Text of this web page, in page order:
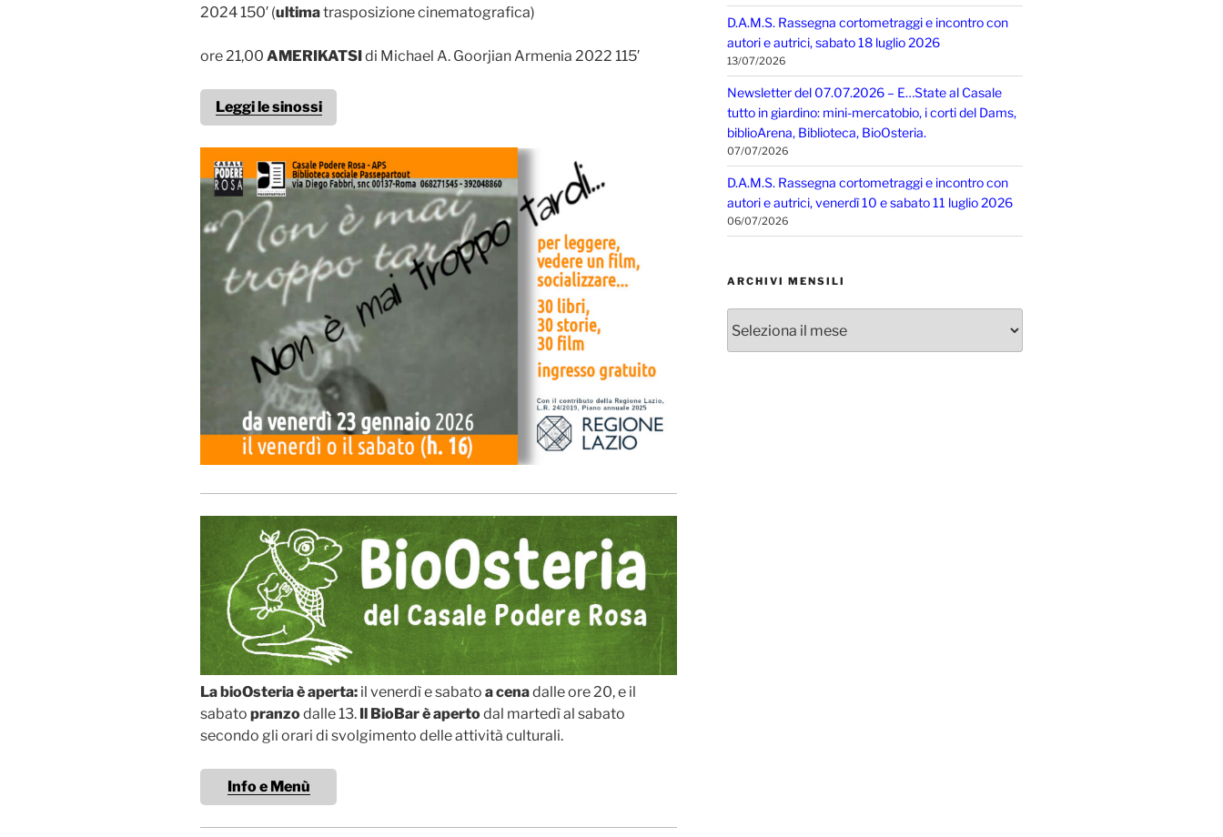
2024 150′ (ultimatrasposizione cinematografica)
ore 21,00 AMERIKATSIdi Michael A. Goorjian Armenia 2022 115′
Leggi le sinossi
La bioOsteria è aperta: il venerdì e sabato a cenadalle ore 20, e il
sabato pranzodalle 13. Il BioBar è apertodal martedì al sabato
secondo gli orari di svolgimento delle attività culturali.
Info e Menù
D.A.M.S. Rassegna cortometraggi e incontro con
autori e autrici, sabato 18 luglio 2026
13/07/2026
Newsletter del 07.07.2026 – E…State al Casale
tutto in giardino: mini-mercatobio, i corti del Dams,
biblioArena, Biblioteca, BioOsteria.
07/07/2026
D.A.M.S. Rassegna cortometraggi e incontro con
autori e autrici, venerdì 10 e sabato 11 luglio 2026
06/07/2026
ARCHIVI MENSILI
mensili